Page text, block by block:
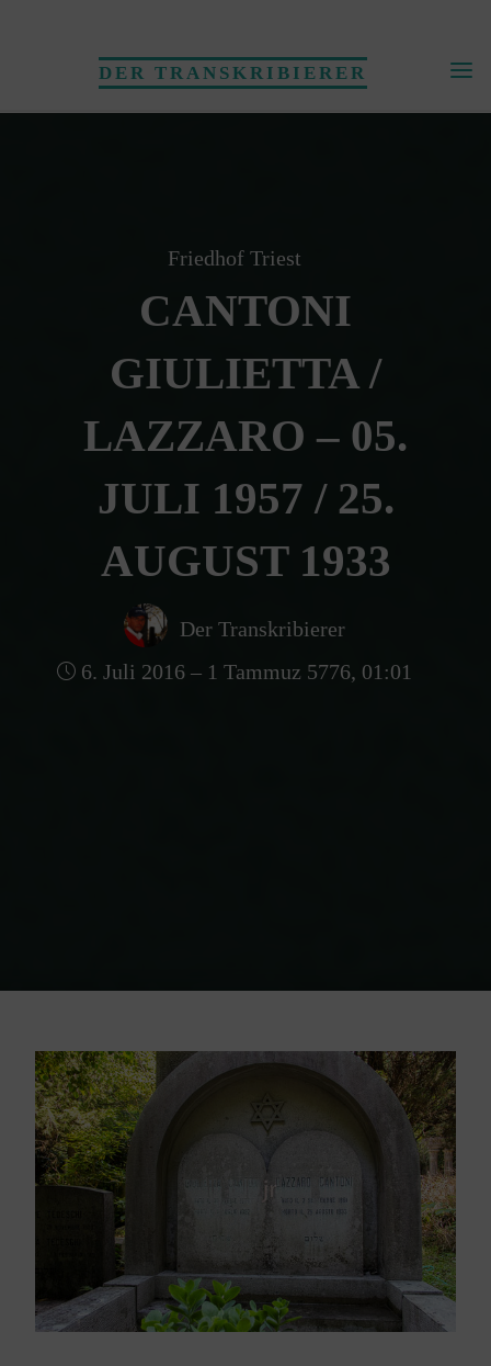
DER TRANSKRIBIERER
Friedhof Triest
CANTONI
GIULIETTA /
LAZZARO – 05.
JULI 1957 / 25.
AUGUST 1933
Der Transkribierer
6. Juli 2016 – 1 Tammuz 5776, 01:01